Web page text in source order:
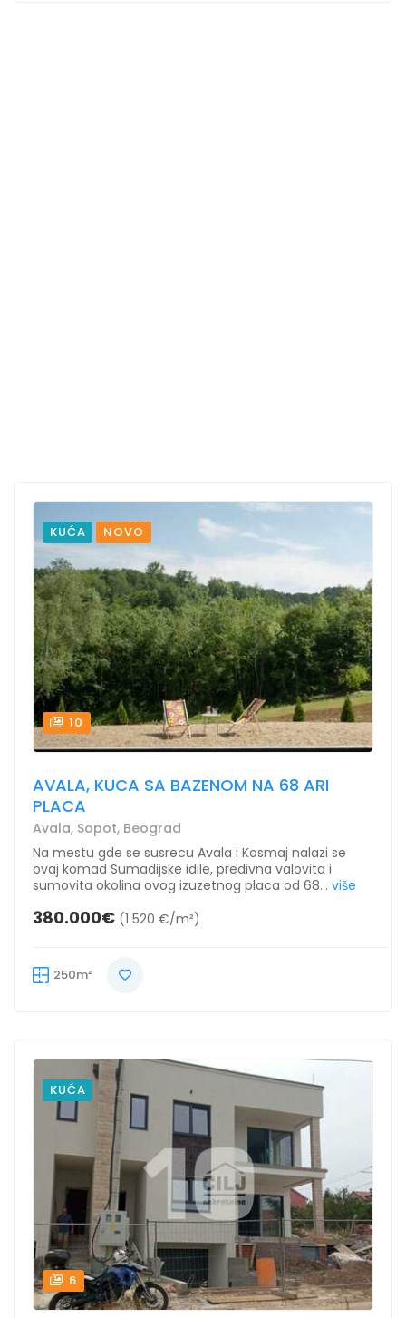
KUĆA NOVO
10
AVALA, KUCA SA BAZENOM NA 68 ARI
PLACA
Avala, Sopot, Beograd
Na mestu gde se susrecu Avala i Kosmaj nalazi se
ovaj komad Sumadijske idile, predivna valovita i
sumovita okolina ovog izuzetnog placa od 68... više
380.000€ (1 520 €/m²)
250m²
KUĆA
6